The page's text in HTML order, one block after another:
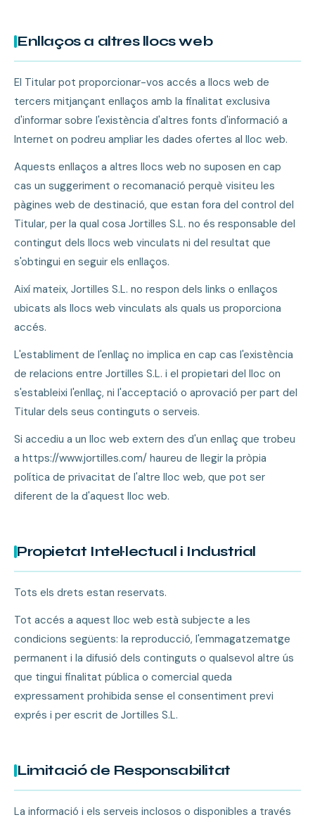
Enllaços a altres llocs web
El Titular pot proporcionar-vos accés a llocs web de
tercers mitjançant enllaços amb la finalitat exclusiva
d'informar sobre l'existència d'altres fonts d'informació a
Internet on podreu ampliar les dades ofertes al lloc web.
Aquests enllaços a altres llocs web no suposen en cap
cas un suggeriment o recomanació perquè visiteu les
pàgines web de destinació, que estan fora del control del
Titular, per la qual cosa Jortilles S.L. no és responsable del
contingut dels llocs web vinculats ni del resultat que
s'obtingui en seguir els enllaços.
Així mateix, Jortilles S.L. no respon dels links o enllaços
ubicats als llocs web vinculats als quals us proporciona
accés.
L'establiment de l'enllaç no implica en cap cas l'existència
de relacions entre Jortilles S.L. i el propietari del lloc on
s'estableixi l'enllaç, ni l'acceptació o aprovació per part del
Titular dels seus continguts o serveis.
Si accediu a un lloc web extern des d'un enllaç que trobeu
a https://www.jortilles.com/ haureu de llegir la pròpia
política de privacitat de l'altre lloc web, que pot ser
diferent de la d'aquest lloc web.
Propietat Intel·lectual i Industrial
Tots els drets estan reservats.
Tot accés a aquest lloc web està subjecte a les
condicions següents: la reproducció, l'emmagatzematge
permanent i la difusió dels continguts o qualsevol altre ús
que tingui finalitat pública o comercial queda
expressament prohibida sense el consentiment previ
exprés i per escrit de Jortilles S.L.
Limitació de Responsabilitat
La informació i els serveis inclosos o disponibles a través